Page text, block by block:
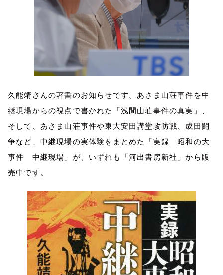
久能靖さんの著書のお知らせです。あさま山荘事件を中
継現場からの視点で書かれた「浅間山荘事件の真実」、
そして、あさま山荘事件や東大安田講堂攻防戦、成田闘
争など、中継現場の実体験をまとめた「実録 昭和の大
事件 中継現場」が、いずれも「河出書房新社」から販
売中です。